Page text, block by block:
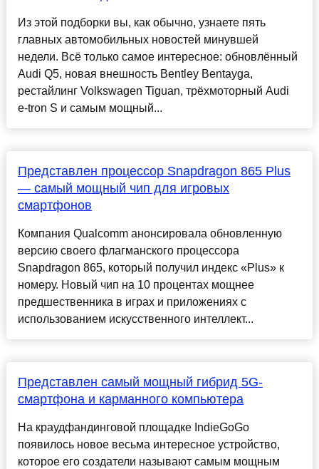
Из этой подборки вы, как обычно, узнаете пять
главных автомобильных новостей минувшей
недели. Всё только самое интересное: обновлённый
Audi Q5, новая внешность Bentley Bentayga,
рестайлинг Volkswagen Tiguan, трёхмоторный Audi
e-tron S и самым мощный...
Представлен процессор Snapdragon 865 Plus
— самый мощный чип для игровых
смартфонов
Компания Qualcomm анонсировала обновленную
версию своего флагманского процессора
Snapdragon 865, который получил индекс «Plus» к
номеру. Новый чип на 10 процентах мощнее
предшественника в играх и приложениях с
использованием искусственного интеллект...
Представлен самый мощный гибрид 5G-
смартфона и карманного компьютера
На краудфандинговой площадке IndieGoGo
появилось новое весьма интересное устройство,
которое его создатели называют самым мощным